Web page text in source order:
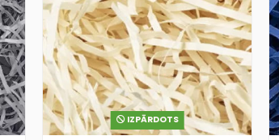
IZPĀRDOTS